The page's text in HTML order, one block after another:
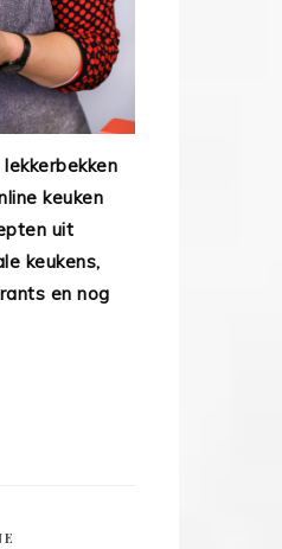
keuken
uit
keukens,
en nog